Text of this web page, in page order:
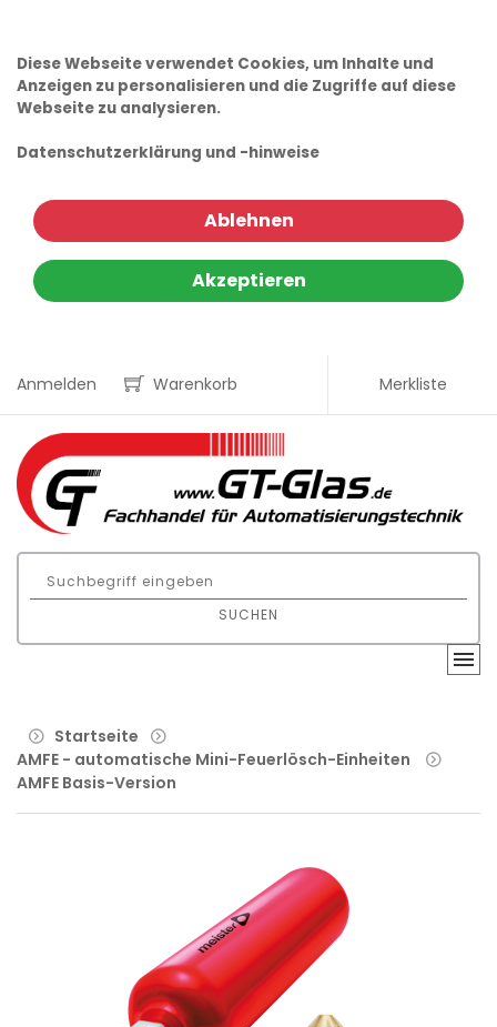
Diese Webseite verwendet Cookies, um Inhalte und
Anzeigen zu personalisieren und die Zugriffe auf diese
Webseite zu analysieren.
Datenschutzerklärung und -hinweise
Ablehnen
Akzeptieren
Anmelden Warenkorb Merkliste
SUCHEN
Startseite
AMFE - automatische Mini-Feuerlösch-Einheiten
AMFE Basis-Version